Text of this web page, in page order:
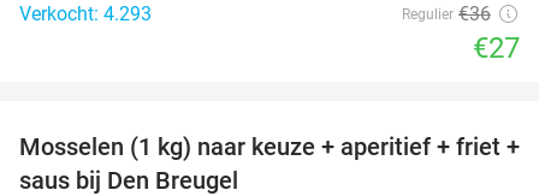
Verkocht: 4.293
Regulier €36
€27
34%
Mosselen (1 kg) naar keuze + aperitief + friet +
saus bij Den Breugel